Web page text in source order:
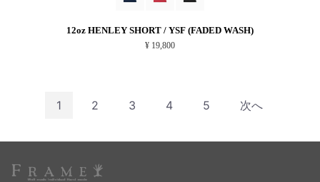
12oz HENLEY SHORT / YSF (FADED WASH)
¥ 19,800
1 2 3 4 5 次へ